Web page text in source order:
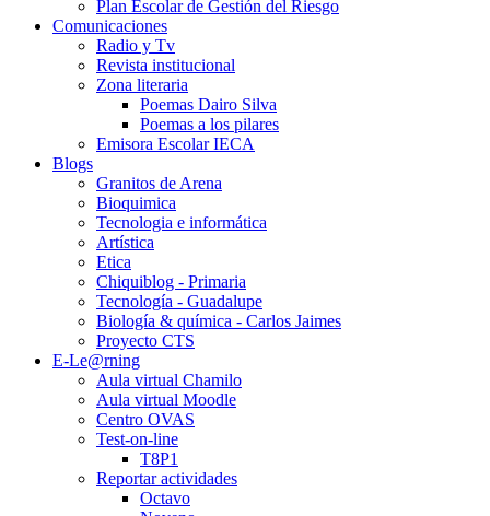
Plan Escolar de Gestión del Riesgo
Comunicaciones
Radio y Tv
Revista institucional
Zona literaria
Poemas Dairo Silva
Poemas a los pilares
Emisora Escolar IECA
Blogs
Granitos de Arena
Bioquimica
Tecnologia e informática
Artística
Etica
Chiquiblog - Primaria
Tecnología - Guadalupe
Biología & química - Carlos Jaimes
Proyecto CTS
E-Le@rning
Aula virtual Chamilo
Aula virtual Moodle
Centro OVAS
Test-on-line
T8P1
Reportar actividades
Octavo